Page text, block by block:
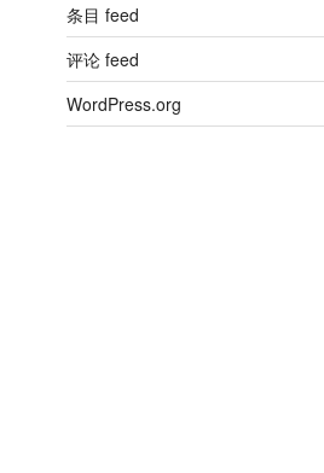
条目 feed
评论 feed
WordPress.org